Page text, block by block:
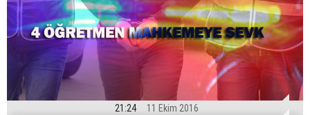
21:24 11 Ekim 2016